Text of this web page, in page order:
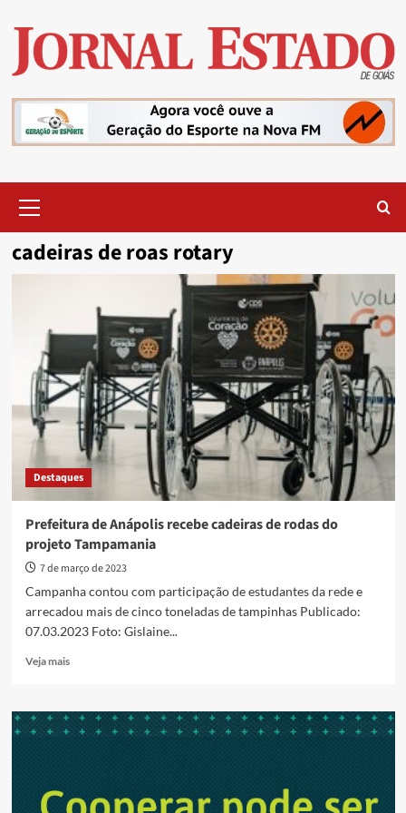
content
Menu
cadeiras de roas rotary
Destaques
Prefeitura de Anápolis recebe cadeiras de rodas do
projeto Tampamania
7 de março de 2023
Campanha contou com participação de estudantes da rede e
arrecadou mais de cinco toneladas de tampinhas Publicado:
07.03.2023 Foto: Gislaine...
Veja maisRead
Prefeitura
de